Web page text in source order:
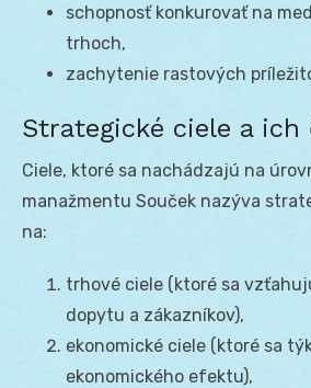
schopnosť konkurovať na
trhoch,
zachytenie rastových
Strategické ciele a ich
Ciele, ktoré sa nachádzajú na
manažmentu Souček nazýva
na:
trhové ciele (ktoré sa
dopytu a zákazníkov),
ekonomické ciele (ktoré sa
ekonomického efektu),